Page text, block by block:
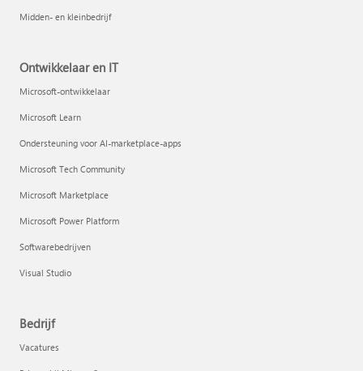
Midden- en kleinbedrijf
Ontwikkelaar en IT
Microsoft-ontwikkelaar
Microsoft Learn
Ondersteuning voor AI-marketplace-apps
Microsoft Tech Community
Microsoft Marketplace
Microsoft Power Platform
Softwarebedrijven
Visual Studio
Bedrijf
Vacatures